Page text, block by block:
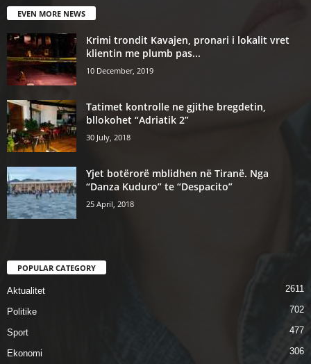
EVEN MORE NEWS
Krimi trondit Kavajen, pronari i lokalit vret
klientin me plumb pas...
10 December, 2019
Tatimet kontrolle ne gjithe bregdetin,
bllokohet “Adriatik 2”
30 July, 2018
Yjet botërorë mblidhen në Tiranë. Nga
“Danza Kuduro” te “Despacito”
25 April, 2018
POPULAR CATEGORY
Aktualitet 2611
Politike 702
Sport 477
Ekonomi 306